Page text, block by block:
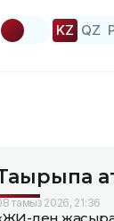
KZ QZ
тамыз 2026, 21:36